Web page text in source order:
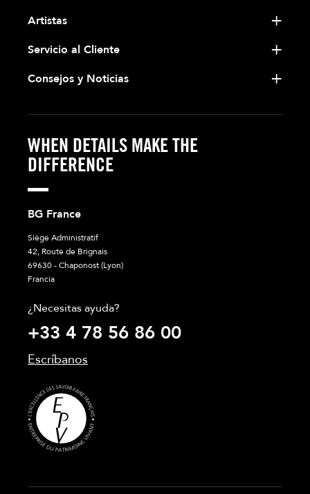
Artistas
Servicio al Cliente
Consejos y Noticias
WHEN DETAILS MAKE THE
DIFFERENCE
BG France
Siège Administratif
42, Route de Brignais
69630 - Chaponost (Lyon)
Francia
¿Necesitas ayuda?
+33 4 78 56 86 00
Escríbanos